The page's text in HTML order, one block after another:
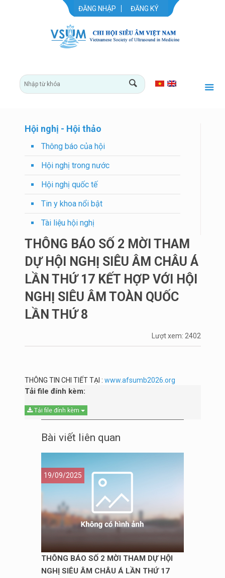
ĐĂNG NHẬP ĐĂNG KÝ
Hội nghị - Hội thảo
Thông báo của hội
Hội nghị trong nước
Hội nghị quốc tế
Tin y khoa nổi bật
Tài liệu hội nghị
THÔNG BÁO SỐ 2 MỜI THAM
DỰ HỘI NGHỊ SIÊU ÂM CHÂU Á
LẦN THỨ 17 KẾT HỢP VỚI HỘI
NGHỊ SIÊU ÂM TOÀN QUỐC
LẦN THỨ 8
Lượt xem: 2402
THÔNG TIN CHI TIẾT TẠI : www.afsumb2026.org
Tải file đính kèm:
Tải file đính kèm
Bài viết liên quan
19/09/2025
THÔNG BÁO SỐ 2 MỜI THAM DỰ HỘI
NGHỊ SIÊU ÂM CHÂU Á LẦN THỨ 17